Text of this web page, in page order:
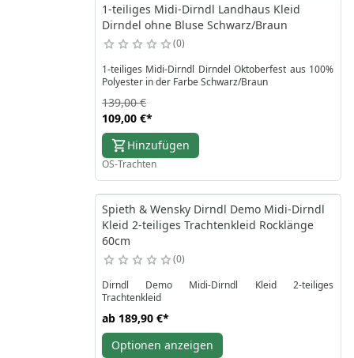
1-teiliges Midi-Dirndl Landhaus Kleid
Dirndel ohne Bluse Schwarz/Braun
0
1-teiliges Midi-Dirndl Dirndel Oktoberfest aus 100%
Polyester in der Farbe Schwarz/Braun
109,00 €*
139,00 €
Hinzufügen
OS-Trachten
Spieth & Wensky Dirndl Demo Midi-Dirndl
Kleid 2-teiliges Trachtenkleid Rocklänge
60cm
0
Dirndl Demo Midi-Dirndl Kleid 2-teiliges
Trachtenkleid
ab 189,90 €*
Optionen anzeigen